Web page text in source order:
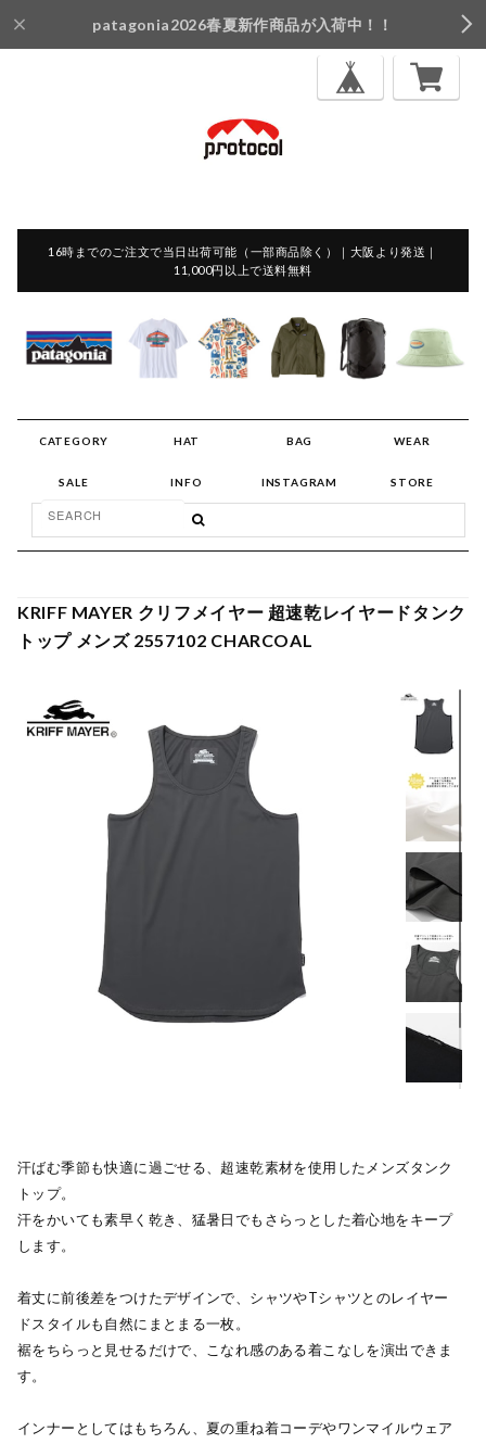
patagonia2026春夏新作商品が入荷中！！
16時までのご注文で当日出荷可能（一部商品除く）｜大阪より発送｜
11,000円以上で送料無料
CATEGORY HAT BAG WEAR
SALE INFO INSTAGRAM STORE
KRIFF MAYER クリフメイヤー 超速乾レイヤードタンク
トップ メンズ 2557102 CHARCOAL
汗ばむ季節も快適に過ごせる、超速乾素材を使用したメンズタンク
トップ。
汗をかいても素早く乾き、猛暑日でもさらっとした着心地をキープ
します。
着丈に前後差をつけたデザインで、シャツやTシャツとのレイヤー
ドスタイルも自然にまとまる一枚。
裾をちらっと見せるだけで、こなれ感のある着こなしを演出できま
す。
インナーとしてはもちろん、夏の重ね着コーデやワンマイルウェア